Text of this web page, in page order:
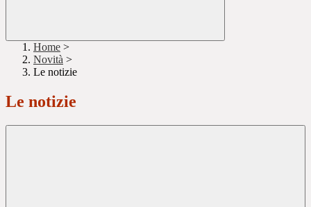
Home >
Novità >
Le notizie
Le notizie